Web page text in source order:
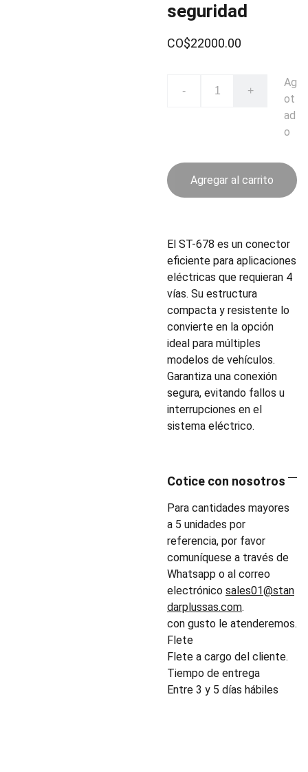
seguridad
CO$22000.00
- +
Ag
ot
ad
o
Agregar al carrito
El ST-678 es un conector
eficiente para aplicaciones
eléctricas que requieran 4
vías. Su estructura
compacta y resistente lo
convierte en la opción
ideal para múltiples
modelos de vehículos.
Garantiza una conexión
segura, evitando fallos u
interrupciones en el
sistema eléctrico.
Cotice con nosotros
Para cantidades mayores
a 5 unidades por
referencia, por favor
comuníquese a través de
Whatsapp o al correo
electrónico sales01@stan
darplussas.com.
con gusto le atenderemos.
Flete
Flete a cargo del cliente.
Tiempo de entrega
Entre 3 y 5 días hábiles